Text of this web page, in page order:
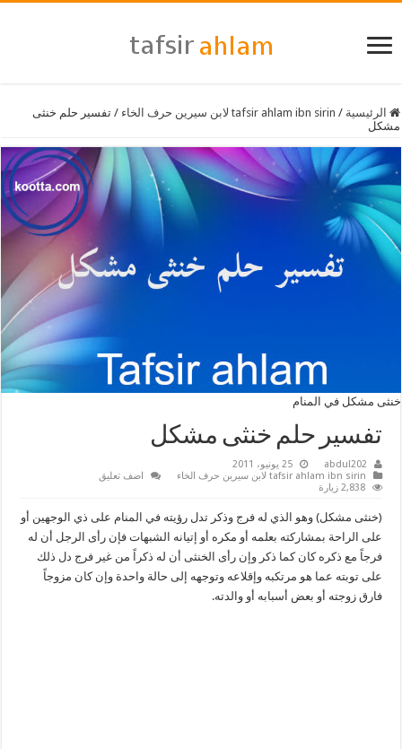
الرئيسية / tafsir ahlam ibn sirin لابن سيرين حرف الخاء / تفسير حلم خنثى
مشكل
خنثى مشكل في المنام
تفسير حلم خنثى مشكل
abdul202
25 يونيو، 2011
tafsir ahlam ibn sirin لابن سيرين حرف الخاء
اضف تعليق
2,838 زيارة
(خنثى مشكل) وهو الذي له فرج وذكر تدل رؤيته في المنام على ذي الوجهين أو
على الراحة بمشاركته بعلمه أو مكره أو إتيانه الشبهات فإن رأى الرجل أن له
فرجاً مع ذكره كان كما ذكر وإن رأى الخنثى أن له ذكراً من غير فرج دل ذلك
على توبته عما هو مرتكبه وإقلاعه وتوجهه إلى حالة واحدة وإن كان مزوجاً
فارق زوجته أو بعض أسبابه أو والدته.